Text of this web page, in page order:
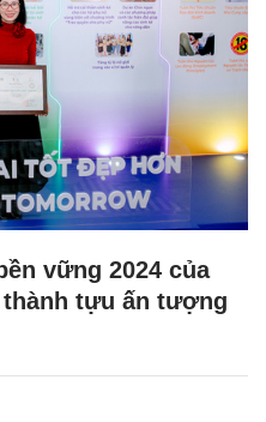
vững 2024 của
thành tựu ấn tượng